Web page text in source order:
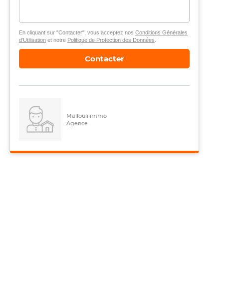
En cliquant sur "Contacter", vous acceptez nos Conditions Générales
d’Utilisationet notre Politique de Protection des Données
Contacter
Mallouli immo
Agence